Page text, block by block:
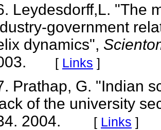
Leydesdorff,L. "The
government
dynamics",
[ Links ]
Prathap, G. "Indian
of the university
2004.
[ Links ]